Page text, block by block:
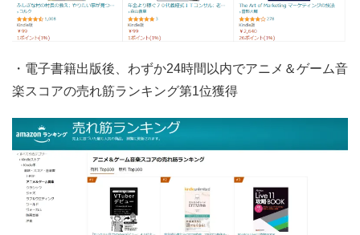
・電子書籍出版後、わずか24時間以内でアニメ＆ゲーム音
楽スコアの売れ筋ランキング第1位獲得